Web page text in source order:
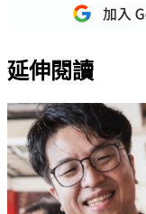
延伸閱讀